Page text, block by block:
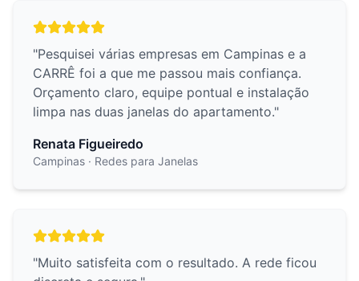
"Pesquisei várias empresas em Campinas e a
CARRÊ foi a que me passou mais confiança.
Orçamento claro, equipe pontual e instalação
limpa nas duas janelas do apartamento."
Renata Figueiredo
Campinas · Redes para Janelas
"Muito satisfeita com o resultado. A rede ficou